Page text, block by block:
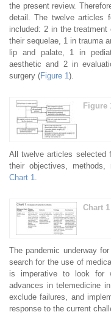
the present review.
detail. The twelve articles
included: 2 in the
their sequelae, 1 in trauma
lip and palate, 1 in
aesthetic and 2 in
surgery (Figure 1 ).
Figure
All twelve articles selected
their objectives,
Chart 1
Chart
The pandemic underway
search for the use of
is imperative to look for
advances in telemedicine
exclude failures, and
response to the current